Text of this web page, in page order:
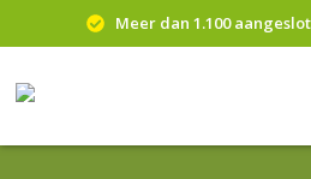
Meer dan 1.100